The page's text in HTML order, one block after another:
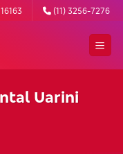
(11) 3256-7276
Uarini